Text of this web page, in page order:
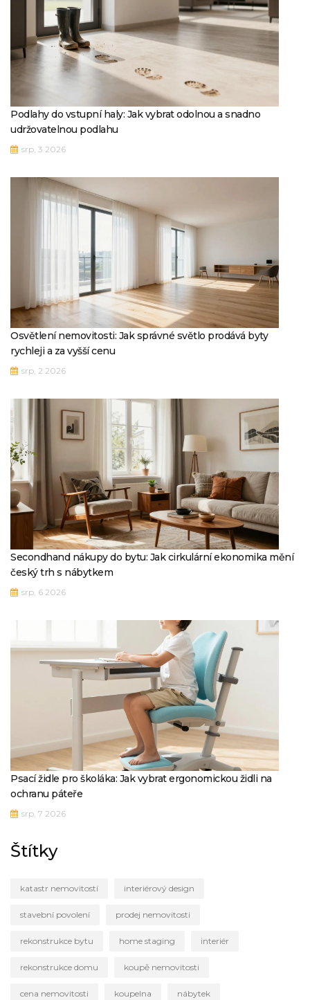
Podlahy do vstupní haly: Jak vybrat odolnou a snadno
udržovatelnou podlahu
srp, 3 2026
Osvětlení nemovitosti: Jak správné světlo prodává byty
rychleji a za vyšší cenu
srp, 2 2026
Secondhand nákupy do bytu: Jak cirkulární ekonomika mění
český trh s nábytkem
srp, 6 2026
Psací židle pro školáka: Jak vybrat ergonomickou židli na
ochranu páteře
srp, 7 2026
Štítky
katastr nemovitostí interiérový design
stavební povolení prodej nemovitosti
rekonstrukce bytu home staging interiér
rekonstrukce domu koupě nemovitosti
cena nemovitosti koupelna nábytek